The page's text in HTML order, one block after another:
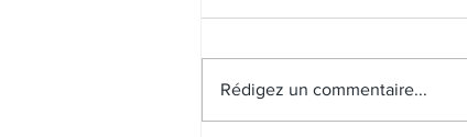
Les tenues de fêtes
Rédigez un commentaire...